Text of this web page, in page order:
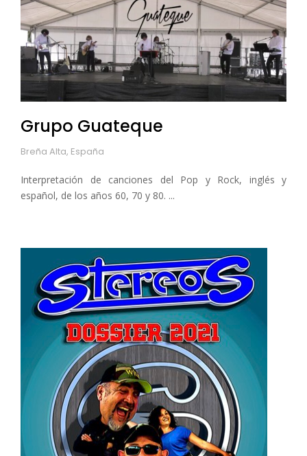
Grupo Guateque
Breña Alta, España
Interpretación de canciones del Pop y Rock, inglés y
español, de los años 60, 70 y 80. ...